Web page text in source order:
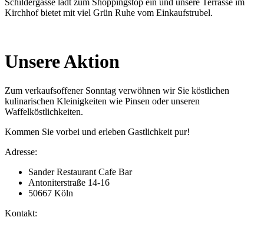
Kirchhof bietet mit viel Grün Ruhe vom Einkaufstrubel.
Unsere Aktion
Zum verkaufsoffener Sonntag verwöhnen wir Sie köstlichen
kulinarischen Kleinigkeiten wie Pinsen oder unseren
Waffelköstlichkeiten.
Kommen Sie vorbei und erleben Gastlichkeit pur!
Adresse:
Sander Restaurant Cafe Bar
Antoniterstraße 14-16
50667 Köln
Kontakt: